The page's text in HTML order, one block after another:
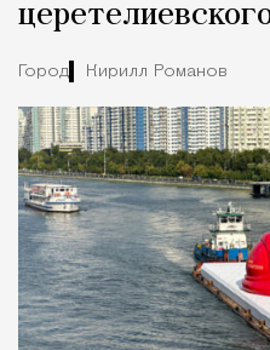
Город Кирилл Романов